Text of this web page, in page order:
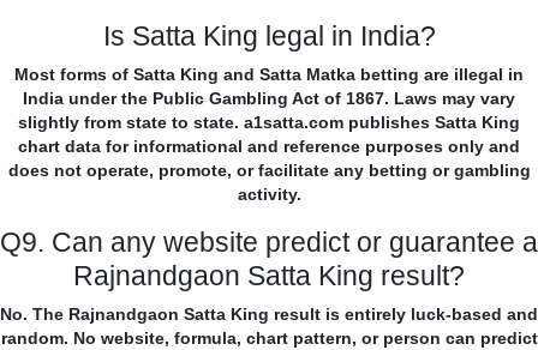
Is Satta King legal in India?
Most forms of Satta King and Satta Matka betting are illegal in
India under the Public Gambling Act of 1867. Laws may vary
slightly from state to state. a1satta.com publishes Satta King
chart data for informational and reference purposes only and
does not operate, promote, or facilitate any betting or gambling
activity.
Q9. Can any website predict or guarantee a
Rajnandgaon Satta King result?
No. The Rajnandgaon Satta King result is entirely luck-based and
random. No website, formula, chart pattern, or person can predict